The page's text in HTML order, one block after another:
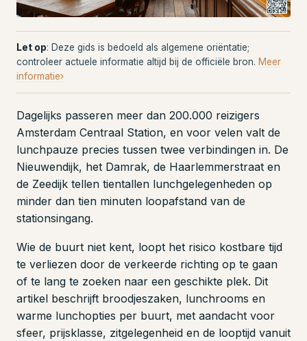
Let op: Deze gids is bedoeld als algemene oriëntatie;
controleer actuele informatie altijd bij de officiële bron. Meer
informatie›
Dagelijks passeren meer dan 200.000 reizigers
Amsterdam Centraal Station, en voor velen valt de
lunchpauze precies tussen twee verbindingen in. De
Nieuwendijk, het Damrak, de Haarlemmerstraat en
de Zeedijk tellen tientallen lunchgelegenheden op
minder dan tien minuten loopafstand van de
stationsingang.
Wie de buurt niet kent, loopt het risico kostbare tijd
te verliezen door de verkeerde richting op te gaan
of te lang te zoeken naar een geschikte plek. Dit
artikel beschrijft broodjeszaken, lunchrooms en
warme lunchopties per buurt, met aandacht voor
sfeer, prijsklasse, zitgelegenheid en de looptijd vanuit